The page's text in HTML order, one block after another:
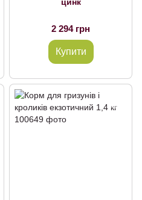
2 294 грн
Купити